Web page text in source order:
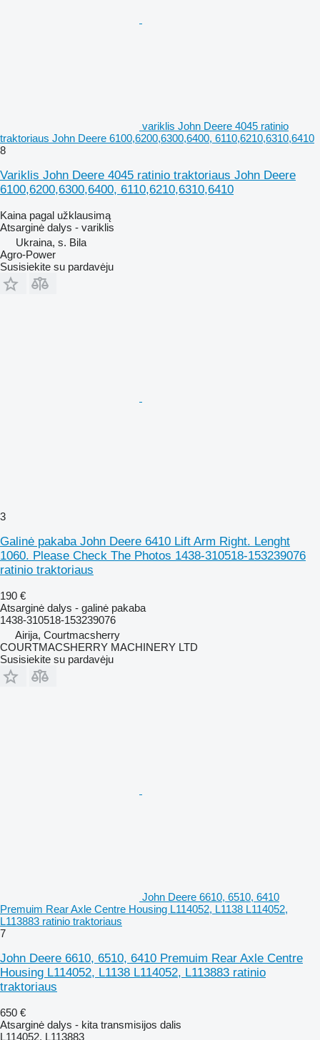
variklis John Deere 4045 ratinio
traktoriaus John Deere 6100,6200,6300,6400, 6110,6210,6310,6410
8
Variklis John Deere 4045 ratinio traktoriaus John Deere
6100,6200,6300,6400, 6110,6210,6310,6410
Kaina pagal užklausimą
Atsarginė dalys - variklis
Ukraina, s. Bila
Agro-Power
Susisiekite su pardavėju
3
Galinė pakaba John Deere 6410 Lift Arm Right. Lenght
1060. Please Check The Photos 1438-310518-153239076
ratinio traktoriaus
190 €
Atsarginė dalys - galinė pakaba
1438-310518-153239076
Airija, Courtmacsherry
COURTMACSHERRY MACHINERY LTD
Susisiekite su pardavėju
John Deere 6610, 6510, 6410
Premuim Rear Axle Centre Housing L114052, L1138 L114052,
L113883 ratinio traktoriaus
7
John Deere 6610, 6510, 6410 Premuim Rear Axle Centre
Housing L114052, L1138 L114052, L113883 ratinio
traktoriaus
650 €
Atsarginė dalys - kita transmisijos dalis
L114052, L113883